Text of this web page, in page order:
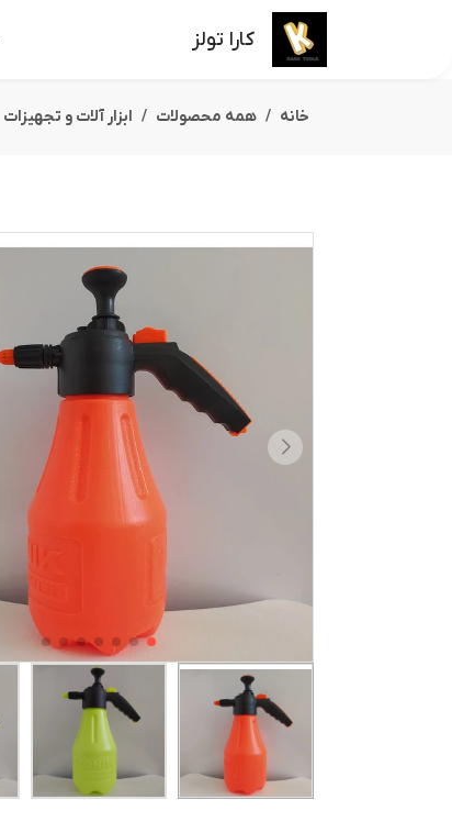
کارا تولز
خانه همه محصولات ابزار آلات و تجهیزات